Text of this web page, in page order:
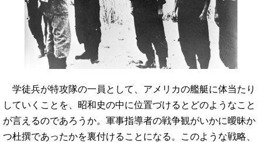
学徒兵が特攻隊の一員として、アメリカの艦艇に体当たり
していくことを、昭和史の中に位置づけるとどのようなこと
が言えるのであろうか。軍事指導者の戦争観がいかに曖昧か
つ杜撰であったかを裏付けることになる。このような戦略、